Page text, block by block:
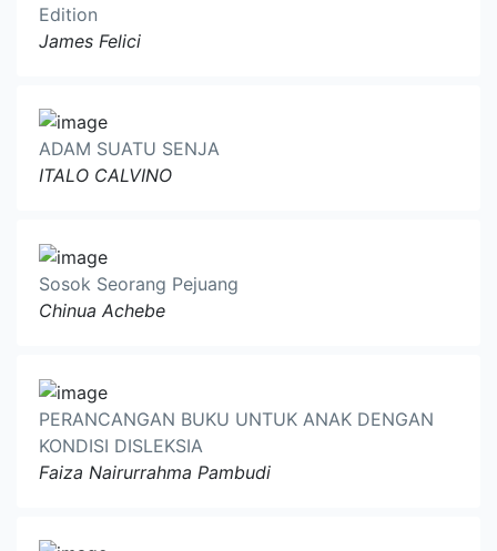
Edition
James Felici
ADAM SUATU SENJA
ITALO CALVINO
Sosok Seorang Pejuang
Chinua Achebe
PERANCANGAN BUKU UNTUK ANAK DENGAN
KONDISI DISLEKSIA
Faiza Nairurrahma Pambudi